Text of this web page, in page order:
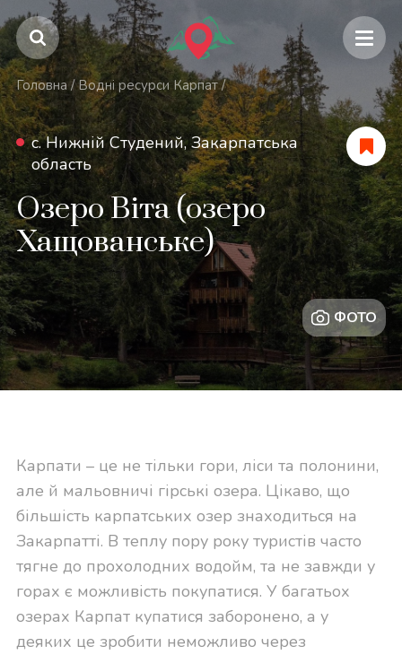
Головна / Водні ресурси Карпат /
c. Нижній Студений, Закарпатська
область
Озеро Віта (озеро
Хащованське)
ФОТО
Карпати – це не тільки гори, ліси та полонини,
але й мальовничі гірські озера. Цікаво, що
більшість карпатських озер знаходиться на
Закарпатті. В теплу пору року туристів часто
тягне до прохолодних водойм, та не завжди у
горах є можливість покупатися. У багатьох
озерах Карпат купатися заборонено, а у
деяких це зробити неможливо через